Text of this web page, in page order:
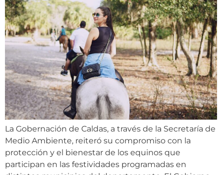
La Gobernación de Caldas, a través de la Secretaría de
Medio Ambiente, reiteró su compromiso con la
protección y el bienestar de los equinos que
participan en las festividades programadas en